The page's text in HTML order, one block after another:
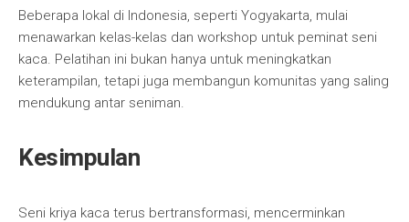
Beberapa lokal di Indonesia, seperti Yogyakarta, mulai
menawarkan kelas-kelas dan workshop untuk peminat seni
kaca. Pelatihan ini bukan hanya untuk meningkatkan
keterampilan, tetapi juga membangun komunitas yang saling
mendukung antar seniman.
Kesimpulan
Seni kriya kaca terus bertransformasi, mencerminkan